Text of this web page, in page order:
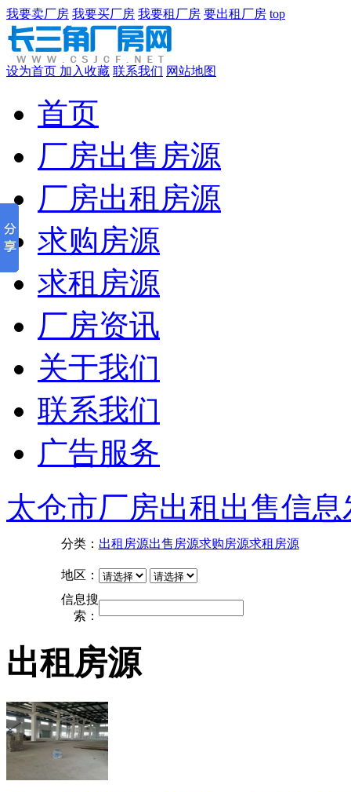
我要卖厂房 我要买厂房 我要租厂房 要出租厂房 top
设为首页 加入收藏 联系我们 网站地图
首页
厂房出售房源
厂房出租房源
求购房源
求租房源
厂房资讯
关于我们
联系我们
广告服务
太仓市厂房出租出售信
分类： 出租房源出售房源求购房源求租房源
地区：
信息搜
索：
出租房源